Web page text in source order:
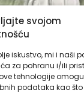
svojom
iskustvo, mi i naši
za pohranu i/ili
tehnologije
podataka kao što
Mural |